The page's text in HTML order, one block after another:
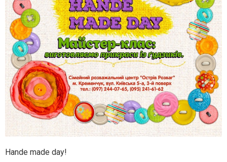
Hande made day!